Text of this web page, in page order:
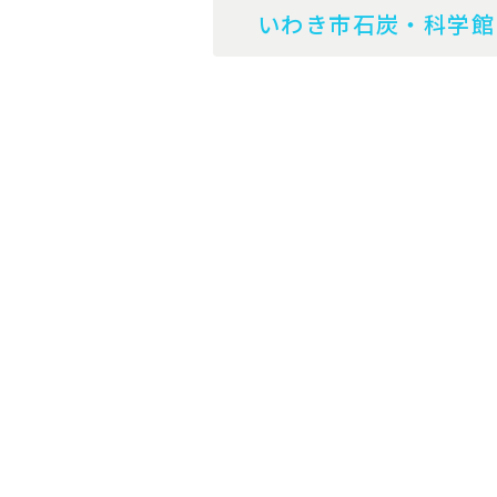
いわき市石炭・科学